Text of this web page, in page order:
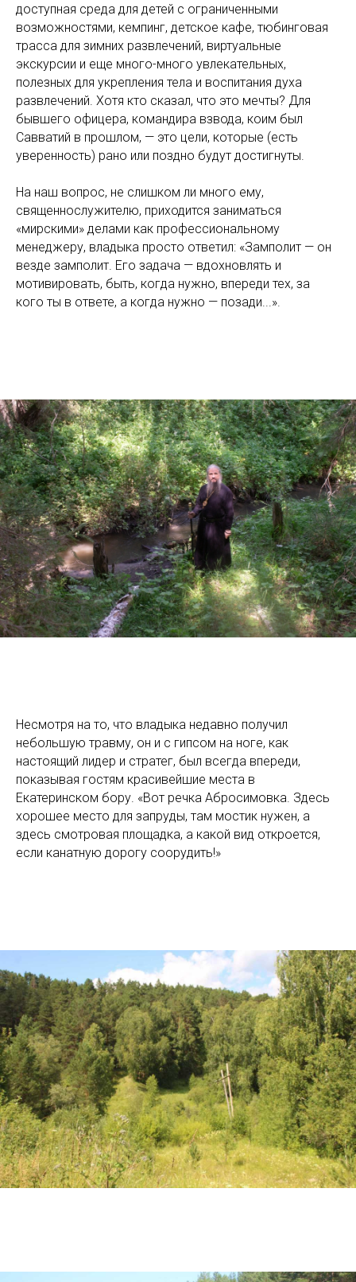
доступная среда для детей с ограниченными
возможностями, кемпинг, детское кафе, тюбинговая
трасса для зимних развлечений, виртуальные
экскурсии и еще много-много увлекательных,
полезных для укрепления тела и воспитания духа
развлечений. Хотя кто сказал, что это мечты? Для
бывшего офицера, командира взвода, коим был
Савватий в прошлом, — это цели, которые (есть
уверенность) рано или поздно будут достигнуты.
На наш вопрос, не слишком ли много ему,
священнослужителю, приходится заниматься
«мирскими» делами как профессиональному
менеджеру, владыка просто ответил: «Замполит — он
везде замполит. Его задача — вдохновлять и
мотивировать, быть, когда нужно, впереди тех, за
кого ты в ответе, а когда нужно — позади...».
Несмотря на то, что владыка недавно получил
небольшую травму, он и с гипсом на ноге, как
настоящий лидер и стратег, был всегда впереди,
показывая гостям красивейшие места в
Екатеринском бору. «Вот речка Абросимовка. Здесь
хорошее место для запруды, там мостик нужен, а
здесь смотровая площадка, а какой вид откроется,
если канатную дорогу соорудить!»